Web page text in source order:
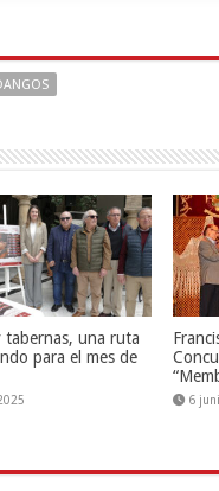
tabernas, una ruta
para el mes de
6